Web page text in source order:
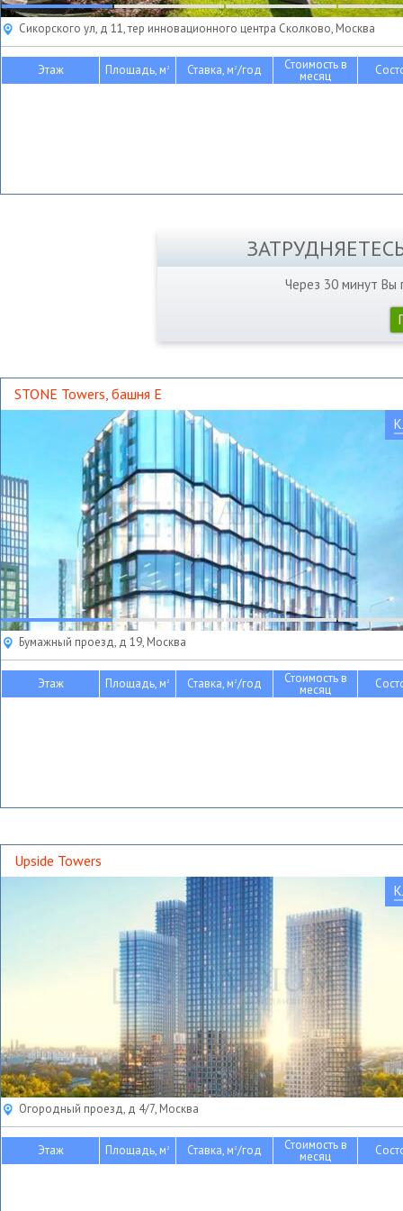
Сикорского ул, д 11, тер инновационного центра Сколково, Москва
Этаж Площадь, м2 Ставка, м2/год Стоимость в
месяц
Через 30 минут Вы
STONE Towers, башня Е
Бумажный проезд, д 19, Москва
Этаж Площадь, м2 Ставка, м2/год Стоимость в
месяц
Upside Towers
Огородный проезд, д 4/7, Москва
Этаж Площадь, м2 Ставка, м2/год Стоимость в
месяц